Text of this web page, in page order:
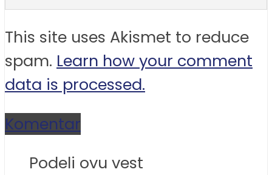
This site uses Akismet to reduce
spam. Learn how your comment
data is processed.
Komentar
Podeli ovu vest